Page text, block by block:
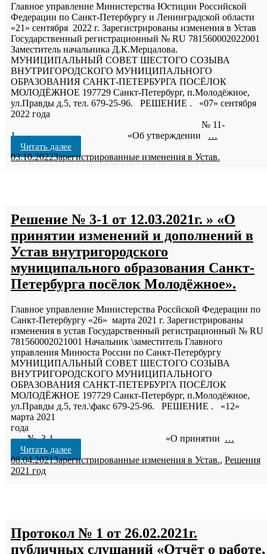
Главное управление Министерства Юстиции Российской
Федерации по Санкт-Петербургу и Ленинградской области
«21» сентября 2022 г. Зарегистрированы изменения в Устав
Государственный регистрационный № RU 781560002022001
Заместитель начальника Д.К.Мерцалова.
МУНИЦИПАЛЬНЫЙ СОВЕТ ШЕСТОГО СОЗЫВА
ВНУТРИГОРОДСКОГО МУНИЦИПАЛЬНОГО
ОБРАЗОВАНИЯ САНКТ-ПЕТЕРБУРГА ПОСЁЛОК
МОЛОДЁЖНОЕ 197729 Санкт-Петербург, п.Молодёжное,
ул.Правды д.5, тел. 679-25-96. РЕШЕНИЕ . «07» сентября
2022 года
№ 11-
1 «Об утверждении …
Читать далее
03.10.2022Зарегистрированные изменения в Устав.
Решение № 3-1 от 12.03.2021г. » «О
принятии изменений и дополнений в
Устав внутригородского
муниципального образования Санкт-
Петербурга посёлок Молодёжное».
Главное управление Министерства Россйской Федерации по
Санкт-Петербургу «26» марта 2021 г. Зарегистрированы
изменения в устав Государственный регистрационный № RU
781560002021001 Начальник \заместитель Главного
управления Минюста России по Санкт-Петербургу
МУНИЦИПАЛЬНЫЙ СОВЕТ ШЕСТОГО СОЗЫВА
ВНУТРИГОРОДСКОГО МУНИЦИПАЛЬНОГО
ОБРАЗОВАНИЯ САНКТ-ПЕТЕРБУРГА ПОСЁЛОК
МОЛОДЁЖНОЕ 197729 Санкт-Петербург, п.Молодёжное,
ул.Правды д.5, тел.\факс 679-25-96. РЕШЕНИЕ . «12»
марта 2021
года
№ 3-1 «О принятии …
Читать далее
08.04.2021Зарегистрированные изменения в Устав., Решения
2021 год
Протокол № 1 от 26.02.2021г.
публичных слушаний «Отчёт о работе,